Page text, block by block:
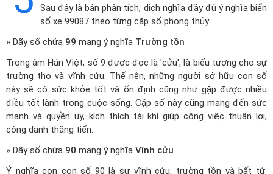
Sau đây là bản phân tích, dịch nghĩa đầy đủ ý nghĩa biển
số xe 99087 theo từng cặp số phong thủy:
» Dãy số chứa 99 mang ý nghĩa Trường tồn
Trong âm Hán Việt, số 9 được đọc là 'cửu', là biểu tượng cho sự
trường thọ và vĩnh cửu. Thế nên, những người sở hữu con số
này sẽ có sức khỏe tốt và ổn định cũng như gặp được nhiều
điều tốt lành trong cuộc sống. Cặp số này cũng mang đến sức
mạnh và quyền uy, kích thích tài khí giúp công việc thuận lợi,
công danh thăng tiến.
» Dãy số chứa 90 mang ý nghĩa Vĩnh cửu
Ý nghĩa con con số 90 là sự vĩnh cửu, trường tồn và bất tử.